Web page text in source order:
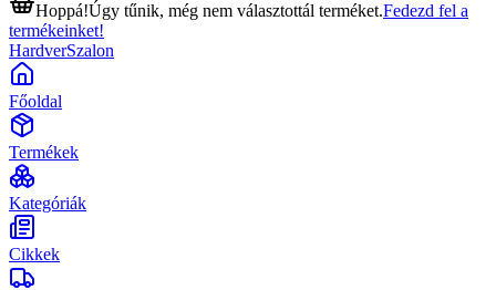
Hoppá!Úgy tűnik, még nem választottál terméket.Fedezd fel a
termékeinket!
HardverSzalon
Főoldal
Termékek
Kategóriák
Cikkek